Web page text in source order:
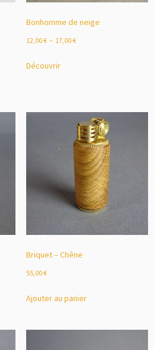
Bonhomme de neige
12,00€ – 17,00€
Découvrir
Briquet – Chêne
55,00€
Ajouter au panier